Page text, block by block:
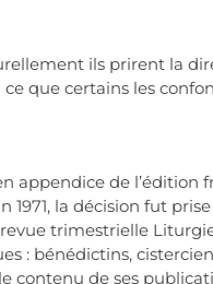
ils prirent la
que certains les
appendice de l’édition
la décision fut
trimestrielle
: bénédictins,
contenu de ses